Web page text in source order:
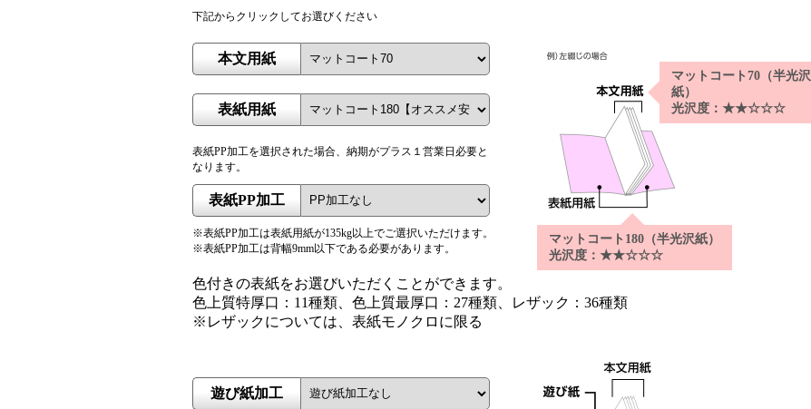
下記からクリックしてお選びください
マットコート70（半光沢
紙）
光沢度：★★☆☆☆
マットコート180（半光沢紙）
光沢度：★★☆☆☆
本文用紙
表紙用紙
表紙PP加工を選択された場合、納期がプラス１営業日必要と
なります。
表紙PP加工
※表紙PP加工は表紙用紙が135kg以上でご選択いただけます。
※表紙PP加工は背幅9mm以下である必要があります。
色付きの表紙をお選びいただくことができます。
色上質特厚口：11種類、色上質最厚口：27種類、レザック：36種類
※レザックについては、表紙モノクロに限る
遊び紙加工